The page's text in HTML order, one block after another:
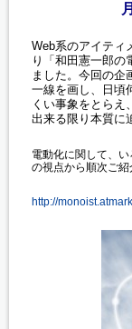
Web系のアイティ
り「和田憲一郎の
ました。今回の企
一線を画し、日頃
くい事象をとらえ
出来る限り本質に
電動化に関して、
の視点から順次ご紹
http://